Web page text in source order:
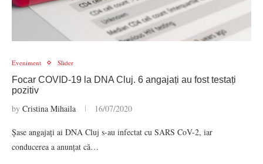
Eveniment Slider
Focar COVID-19 la DNA Cluj. 6 angajați au fost testați
pozitiv
by Cristina Mihaila 16/07/2020
Șase angajați ai DNA Cluj s-au infectat cu SARS CoV-2, iar
conducerea a anunțat că…